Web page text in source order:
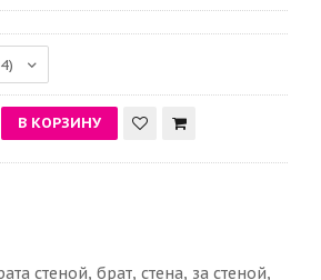
стеной, брат, стена, за стеной,